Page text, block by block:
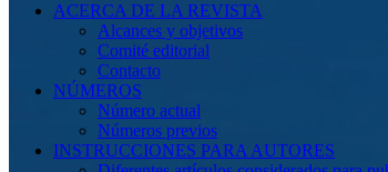
ACERCA DE LA REVISTA
Alcances y objetivos
Comité editorial
Contacto
NÚMEROS
Número actual
Números previos
INSTRUCCIONES PARA AUTORES